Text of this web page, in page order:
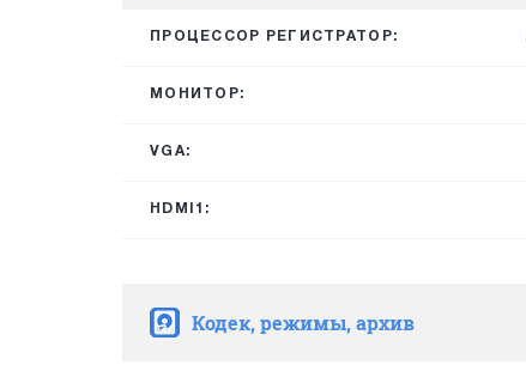
ПРОЦЕССОР РЕГИСТРАТОР:
МОНИТОР:
VGA:
HDMI1:
Кодек, режимы, архив